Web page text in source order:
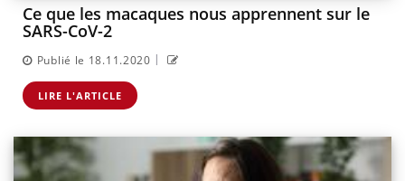
Ce que les macaques nous apprennent sur le
SARS-CoV-2
Publié le 18.11.2020 |
LIRE L'ARTICLE